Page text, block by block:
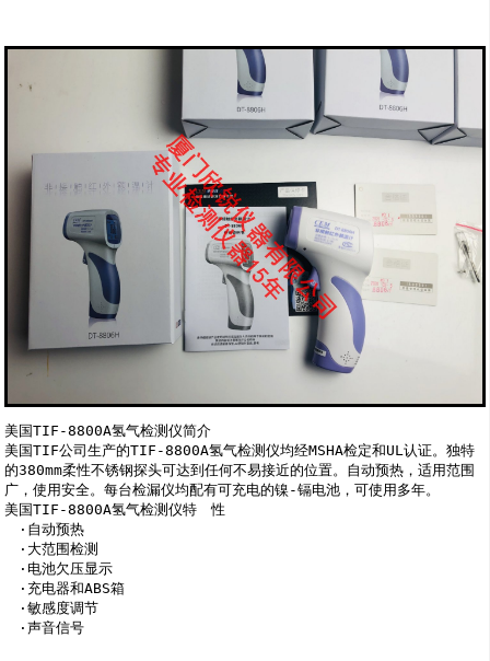
美国TIF-8800A氢气检测仪简介
美国TIF公司生产的TIF-8800A氢气检测仪均经MSHA检定和UL认证。独特
的380mm柔性不锈钢探头可达到任何不易接近的位置。自动预热，适用范围
广，使用安全。每台检漏仪均配有可充电的镍-镉电池，可使用多年。
美国TIF-8800A氢气检测仪特　性
·自动预热
·大范围检测
·电池欠压显示
·充电器和ABS箱
·敏感度调节
·声音信号